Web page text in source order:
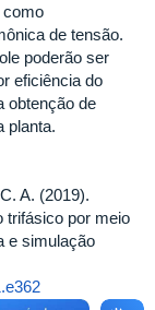
como
de tensão.
poderão ser
eficiência do
obtenção de
planta.
A. (2019).
trifásico por meio
e simulação